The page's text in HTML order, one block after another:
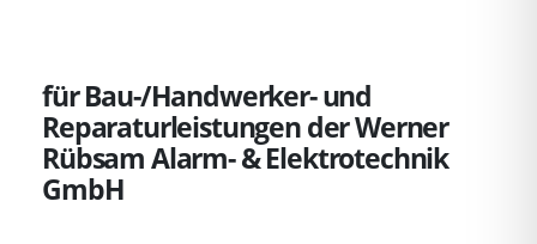
für Bau-/Handwerker- und
Reparaturleistungen der Werner
Rübsam Alarm- & Elektrotechnik
GmbH